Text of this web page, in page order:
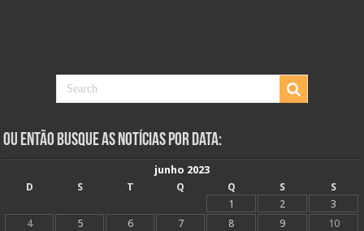
Ou Então Busque as Notícias Por Data:
junho 2023
D
S T Q Q S
S
1
2
3
4
5 6 7 8 9
10